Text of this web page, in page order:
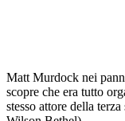
Matt Murdock nei
scopre che era tutto
stesso attore della